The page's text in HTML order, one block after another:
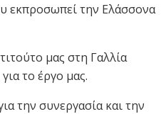
εκπροσωπεί την Ελάσσονα
μας στη Γαλλία
το έργο μας.
την συνεργασία και την